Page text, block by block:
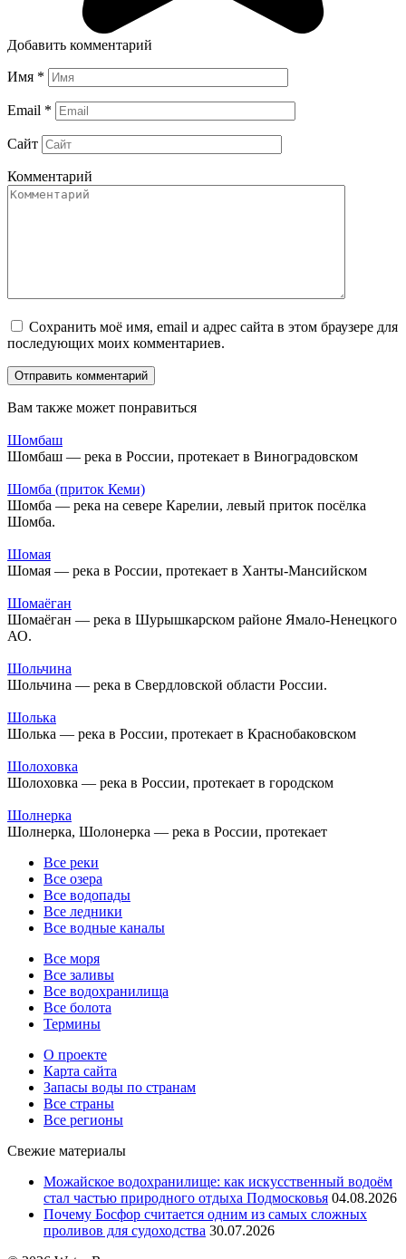
Добавить комментарий
Имя *
Email *
Сайт
Комментарий
Сохранить моё имя, email и адрес сайта в этом браузере для
последующих моих комментариев.
Вам также может понравиться
Шомбаш
Шомбаш — река в России, протекает в Виноградовском
Шомба (приток Кеми)
Шомба — река на севере Карелии, левый приток посёлка
Шомба.
Шомая
Шомая — река в России, протекает в Ханты-Мансийском
Шомаёган
Шомаёган — река в Шурышкарском районе Ямало-Ненецкого
АО.
Шольчина
Шольчина — река в Свердловской области России.
Шолька
Шолька — река в России, протекает в Краснобаковском
Шолоховка
Шолоховка — река в России, протекает в городском
Шолнерка
Шолнерка, Шолонерка — река в России, протекает
Все реки
Все озера
Все водопады
Все ледники
Все водные каналы
Все моря
Все заливы
Все водохранилища
Все болота
Термины
О проекте
Карта сайта
Запасы воды по странам
Все страны
Все регионы
Свежие материалы
Можайское водохранилище: как искусственный водоём
стал частью природного отдыха Подмосковья 04.08.2026
Почему Босфор считается одним из самых сложных
проливов для судоходства 30.07.2026